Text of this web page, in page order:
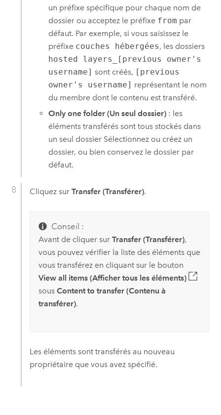
un préfixe spécifique pour chaque nom de
dossier ou acceptez le préfixe from par
défaut. Par exemple, si vous saisissez le
préfixe couches hébergées, les dossiers
hosted layers_[previous owner's
username] sont créés, [previous
owner's username] représentant le nom
du membre dont le contenu est transféré.
Only one folder (Un seul dossier) : les
éléments transférés sont tous stockés dans
un seul dossier Sélectionnez ou créez un
dossier, ou bien conservez le dossier par
défaut.
Cliquez sur Transfer (Transférer).
Conseil :
Avant de cliquer sur Transfer (Transférer),
vous pouvez vérifier la liste des éléments que
vous transférez en cliquant sur le bouton
View all items (Afficher tous les éléments)
sous Content to transfer (Contenu à
transférer).
Les éléments sont transférés au nouveau
propriétaire que vous avez spécifié.